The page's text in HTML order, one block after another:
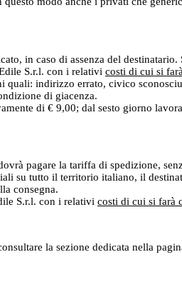
in caso di assenza del
S.r.l. con i relativi costi di cui si
quali: indirizzo errato, civico
di giacenza.
di € 9,00; dal sesto giorno
pagare la tariffa di spedizione,
su tutto il territorio italiano, il
consegna.
S.r.l. con i relativi costi di cui si farà
la sezione dedicata nella